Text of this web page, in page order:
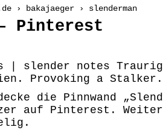
› bakajaeger › slenderman
Pinterest
| slender notes
Provoking a
die Pinnwand
auf Pinterest.